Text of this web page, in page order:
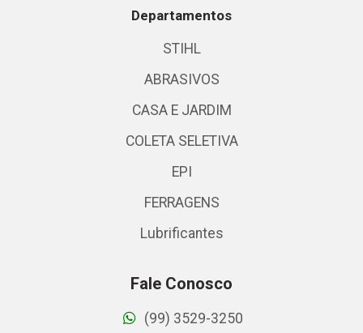
Departamentos
STIHL
ABRASIVOS
CASA E JARDIM
COLETA SELETIVA
EPI
FERRAGENS
Lubrificantes
Fale Conosco
(99) 3529-3250